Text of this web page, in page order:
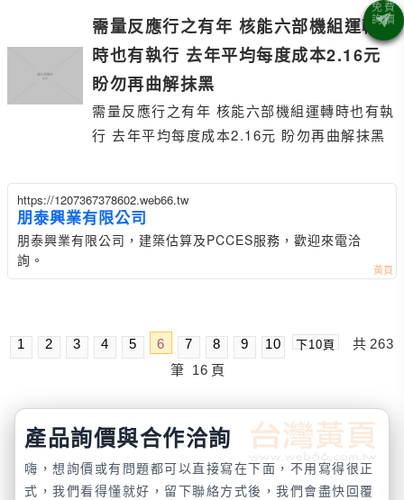
需量反應行之有年 核能六部機組運轉
時也有執行 去年平均每度成本2.16元
盼勿再曲解抹黑
需量反應行之有年 核能六部機組運轉時也有執
行 去年平均每度成本2.16元 盼勿再曲解抹黑
https://1207367378602.web66.tw
朋泰興業有限公司
朋泰興業有限公司，建築估算及PCCES服務，歡迎來電洽
詢。
1 2 3 4 5 6 7 8 9 10 下10頁 共 263
筆 16 頁
產品詢價與合作洽詢
嗨，想詢價或有問題都可以直接寫在下面，不用寫得很正
式，我們看得懂就好，留下聯絡方式後，我們會盡快回覆